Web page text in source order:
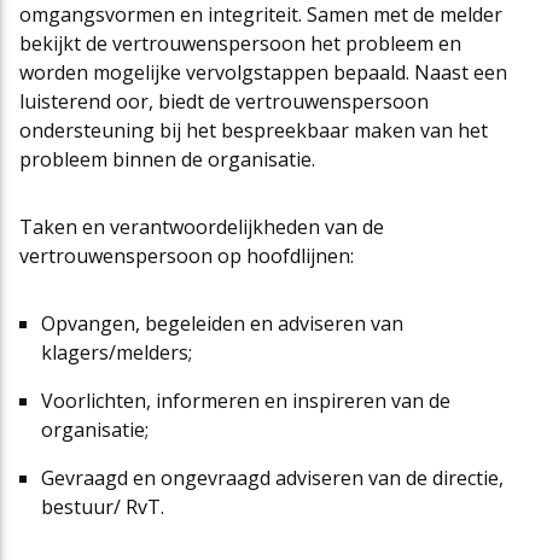
omgangsvormen en integriteit. Samen met de melder
bekijkt de vertrouwenspersoon het probleem en
worden mogelijke vervolgstappen bepaald. Naast een
luisterend oor, biedt de vertrouwenspersoon
ondersteuning bij het bespreekbaar maken van het
probleem binnen de organisatie.
Taken en verantwoordelijkheden van de
vertrouwenspersoon op hoofdlijnen:
Opvangen, begeleiden en adviseren van
klagers/melders;
Voorlichten, informeren en inspireren van de
organisatie;
Gevraagd en ongevraagd adviseren van de directie,
bestuur/ RvT.